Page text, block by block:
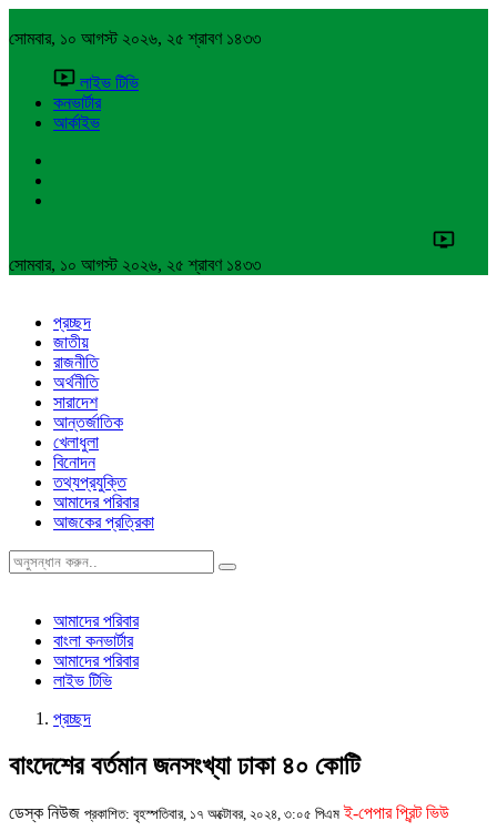
সোমবার, ১০ আগস্ট ২০২৬, ২৫ শ্রাবণ ১৪৩৩
লাইভ টিভি
কনভার্টার
আর্কাইভ
সোমবার, ১০ আগস্ট ২০২৬, ২৫ শ্রাবণ ১৪৩৩
প্রচ্ছদ
জাতীয়
রাজনীতি
অর্থনীতি
সারাদেশ
আন্তর্জাতিক
খেলাধুলা
বিনোদন
তথ্যপ্রযুক্তি
আমাদের পরিবার
আজকের প্রত্রিকা
আমাদের পরিবার
বাংলা কনভার্টার
আমাদের পরিবার
লাইভ টিভি
প্রচ্ছদ
বাংদেশের বর্তমান জনসংখ্যা ঢাকা ৪০ কোটি
ডেস্ক নিউজ প্রকাশিত: বৃহস্পতিবার, ১৭ অক্টোবর, ২০২৪, ৩:০৫ পিএম ই-পেপার প্রিন্ট ভিউ